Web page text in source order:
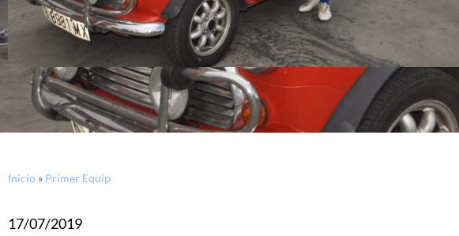
Inicio » Primer Equip
17/07/2019